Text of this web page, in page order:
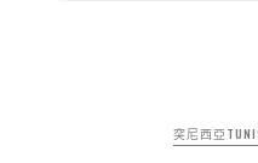
突尼西亞